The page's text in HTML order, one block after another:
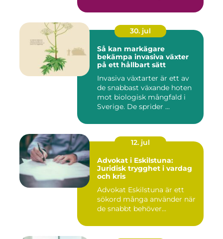
30. jul
Så kan markägare
bekämpa invasiva växter
på ett hållbart sätt
Invasiva växtarter är ett av
de snabbast växande hoten
mot biologisk mångfald i
Sverige. De sprider ...
12. jul
Advokat i Eskilstuna:
Juridisk trygghet i vardag
och kris
Advokat Eskilstuna är ett
sökord många använder när
de snabbt behöver...